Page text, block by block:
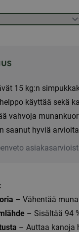
15 kg:n
käyttää sekä
vahvoja
saanut hyviä
– Vähentää
– Sisältää 94
– Auttaa kanoja